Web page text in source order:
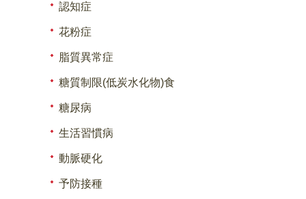
認知症
花粉症
脂質異常症
糖質制限(低炭水化物)食
糖尿病
生活習慣病
動脈硬化
予防接種